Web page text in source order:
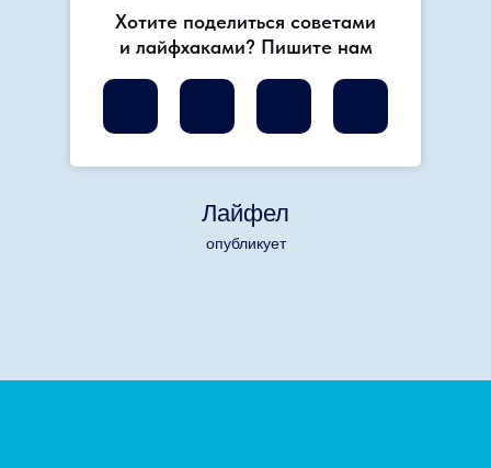
Хотите поделиться советами
и лайфхаками? Пишите нам
Лайфел
опубликует